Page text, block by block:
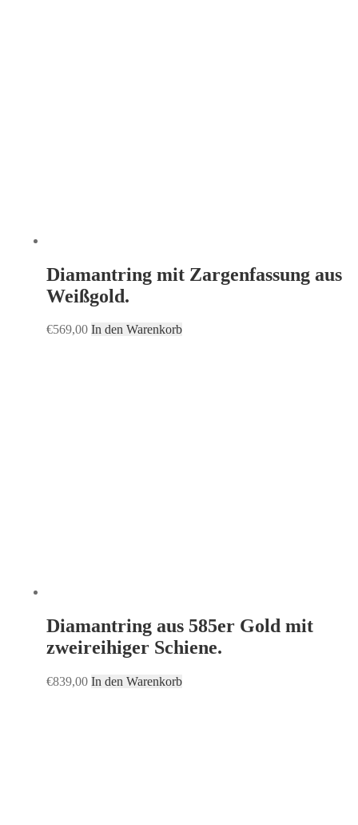
Diamantring mit Zargenfassung aus
Weißgold.
€569,00 In den Warenkorb
Diamantring aus 585er Gold mit
zweireihiger Schiene.
€839,00 In den Warenkorb